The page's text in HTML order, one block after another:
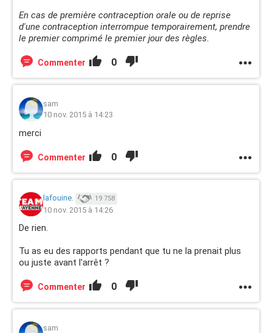
En cas de première contraception orale ou de reprise
d'une contraception interrompue temporairement, prendre
le premier comprimé le premier jour des règles.
Commenter 0
sam
10 nov. 2015 à 14:23
merci
Commenter 0
lafouine. 19 758
10 nov. 2015 à 14:26
De rien.
Tu as eu des rapports pendant que tu ne la prenait plus
ou juste avant l'arrêt ?
Commenter 0
sam